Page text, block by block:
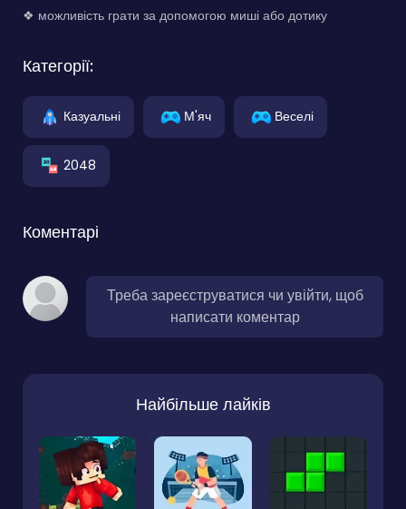
❖ можливість грати за допомогою миші або дотику
Категорії:
Казуальні М'яч Веселі
2048
Коментарі
Треба зареєструватися чи увійти, щоб
написати коментар
Найбільше лайків